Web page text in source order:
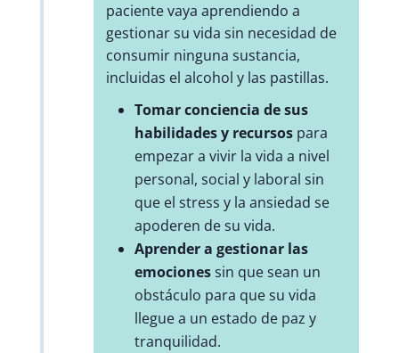
paciente vaya aprendiendo a
gestionar su vida sin necesidad de
consumir ninguna sustancia,
incluidas el alcohol y las pastillas.
Tomar conciencia de sus
habilidades y recursospara
empezar a vivir la vida a nivel
personal, social y laboral sin
que el stress y la ansiedad se
apoderen de su vida.
Aprender a gestionar las
emocionessin que sean un
obstáculo para que su vida
llegue a un estado de paz y
tranquilidad.